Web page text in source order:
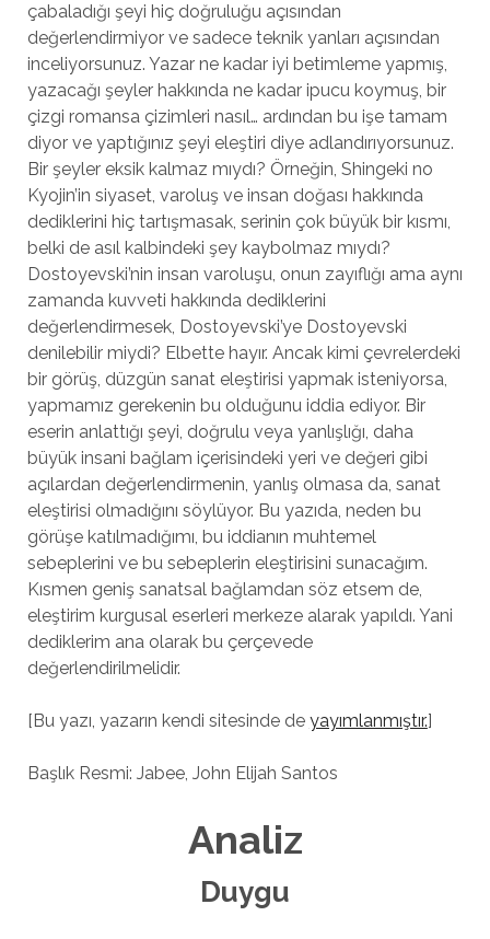
çabaladığı şeyi hiç doğruluğu açısından
değerlendirmiyor ve sadece teknik yanları açısından
inceliyorsunuz. Yazar ne kadar iyi betimleme yapmış,
yazacağı şeyler hakkında ne kadar ipucu koymuş, bir
çizgi romansa çizimleri nasıl… ardından bu işe tamam
diyor ve yaptığınız şeyi eleştiri diye adlandırıyorsunuz.
Bir şeyler eksik kalmaz mıydı? Örneğin, Shingeki no
Kyojin’in siyaset, varoluş ve insan doğası hakkında
dediklerini hiç tartışmasak, serinin çok büyük bir kısmı,
belki de asıl kalbindeki şey kaybolmaz mıydı?
Dostoyevski’nin insan varoluşu, onun zayıflığı ama aynı
zamanda kuvveti hakkında dediklerini
değerlendirmesek, Dostoyevski’ye Dostoyevski
denilebilir miydi? Elbette hayır. Ancak kimi çevrelerdeki
bir görüş, düzgün sanat eleştirisi yapmak isteniyorsa,
yapmamız gerekenin bu olduğunu iddia ediyor. Bir
eserin anlattığı şeyi, doğrulu veya yanlışlığı, daha
büyük insani bağlam içerisindeki yeri ve değeri gibi
açılardan değerlendirmenin, yanlış olmasa da, sanat
eleştirisi olmadığını söylüyor. Bu yazıda, neden bu
görüşe katılmadığımı, bu iddianın muhtemel
sebeplerini ve bu sebeplerin eleştirisini sunacağım.
Kısmen geniş sanatsal bağlamdan söz etsem de,
eleştirim kurgusal eserleri merkeze alarak yapıldı. Yani
dediklerim ana olarak bu çerçevede
değerlendirilmelidir.
[Bu yazı, yazarın kendi sitesinde de yayımlanmıştır.]
Başlık Resmi: Jabee, John Elijah Santos
Analiz
Duygu